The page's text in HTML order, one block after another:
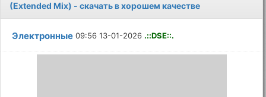
(Extended Mix) - скачать в хорошем качестве
Электронные 09:56 13-01-2026 .::DSE::.